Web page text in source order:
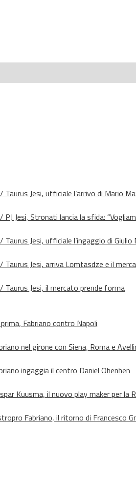
Jesi, ufficiale l’arrivo di Mario
Jesi, Stronati lancia la sfida:
Jesi, ufficiale l’ingaggio di Giulio
Taurus Jesi, arriva Lomtasdze e il
Taurus Jesi, il mercato prende forma
Fabriano contro Napoli
nel girone con Siena, Roma e
ingaggia il centro Daniel Ohenhen
Kuusma, il nuovo play maker per la
Fabriano, il ritorno di Francesco